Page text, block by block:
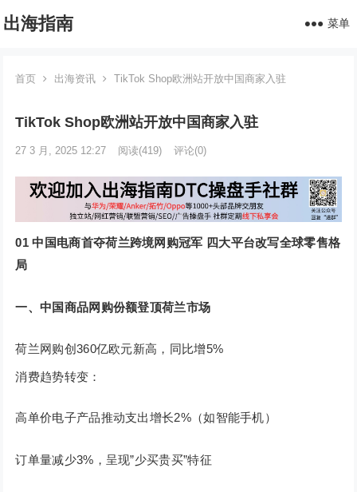
出海指南 菜单
首页 出海资讯 TikTok Shop欧洲站开放中国商家入驻
TikTok Shop欧洲站开放中国商家入驻
27 3 月, 2025 12:27 阅读(419) 评论(0)
01 中国电商首夺荷兰跨境网购冠军 四大平台改写全球零售格
局
一、中国商品网购份额登顶荷兰市场
荷兰网购创360亿欧元新高，同比增5%
消费趋势转变：
高单价电子产品推动支出增长2%（如智能手机）
订单量减少3%，呈现”少买贵买”特征